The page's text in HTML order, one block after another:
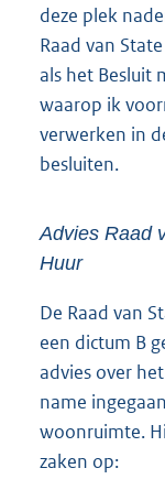
deze plek
Raad van
als het Besluit
waarop ik
verwerken in
besluiten.
Advies Raad
Huur
De Raad van
een dictum B
advies over
name
woonruimte.
zaken op: